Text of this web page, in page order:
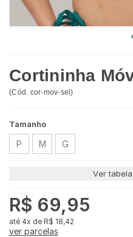
Cortininha
(Cód. cor-mov-sel)
Tamanho
P M G
Ver
R$ 69,95
4x de R$ 18,42
ver parcelas